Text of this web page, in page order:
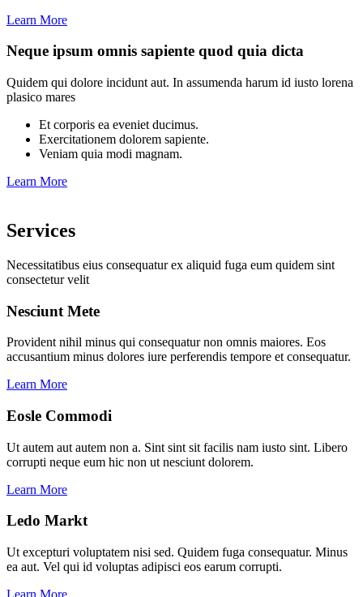
Learn More
Neque ipsum omnis sapiente quod quia dicta
Quidem qui dolore incidunt aut. In assumenda harum id iusto lorena
plasico mares
Et corporis ea eveniet ducimus.
Exercitationem dolorem sapiente.
Veniam quia modi magnam.
Learn More
Services
Necessitatibus eius consequatur ex aliquid fuga eum quidem sint
consectetur velit
Nesciunt Mete
Provident nihil minus qui consequatur non omnis maiores. Eos
accusantium minus dolores iure perferendis tempore et consequatur.
Learn More
Eosle Commodi
Ut autem aut autem non a. Sint sint sit facilis nam iusto sint. Libero
corrupti neque eum hic non ut nesciunt dolorem.
Learn More
Ledo Markt
Ut excepturi voluptatem nisi sed. Quidem fuga consequatur. Minus
ea aut. Vel qui id voluptas adipisci eos earum corrupti.